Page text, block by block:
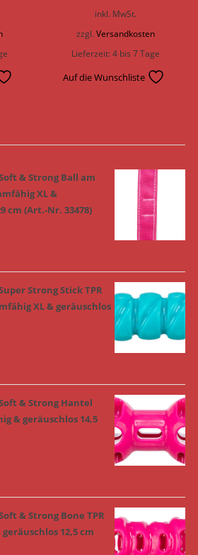
Preis
inkl. MwSt.
zzgl. Versandkosten
Lieferzeit:4 bis 7 Tage
Auf die Wunschliste
& Strong Ball am
XL &
cm (Art.-Nr. 33478)
Strong Stick TPR
XL & geräuschlos
& Strong Hantel
& geräuschlos 14,5
& Strong Bone TPR
12,5 cm